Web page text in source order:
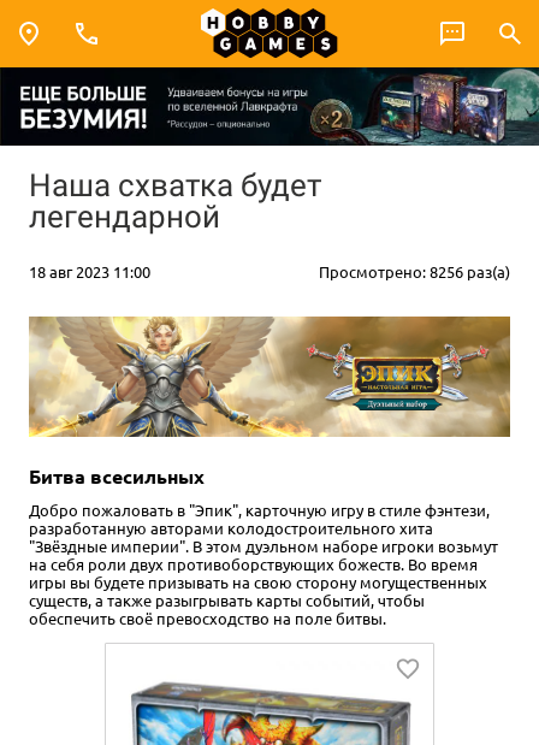
Наша схватка будет
легендарной
18 авг 2023 11:00 Просмотрено: 8256 раз(а)
Битва всесильных
Добро пожаловать в "Эпик", карточную игру в стиле фэнтези,
разработанную авторами колодостроительного хита
"Звёздные империи". В этом дуэльном наборе игроки возьмут
на себя роли двух противоборствующих божеств. Во время
игры вы будете призывать на свою сторону могущественных
существ, а также разыгрывать карты событий, чтобы
обеспечить своё превосходство на поле битвы.